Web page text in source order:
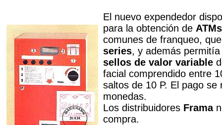
El nuevo expendedor
para la obtención de ATMs
comunes de franqueo,
series, y además
sellos de valor variable
facial comprendido entre
saltos de 10 P. El pago se
monedas.
Los distribuidores Frama
compra.